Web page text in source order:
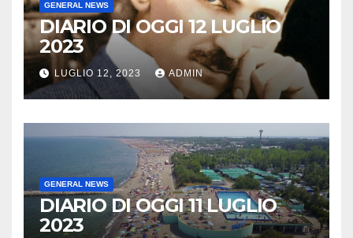
GENERAL NEWS
DIARIO DI OGGI 12 LUGLIO
2023
LUGLIO 12, 2023 ADMIN
GENERAL NEWS
DIARIO DI OGGI 11 LUGLIO
2023